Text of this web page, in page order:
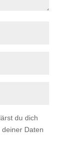
du dich
Daten